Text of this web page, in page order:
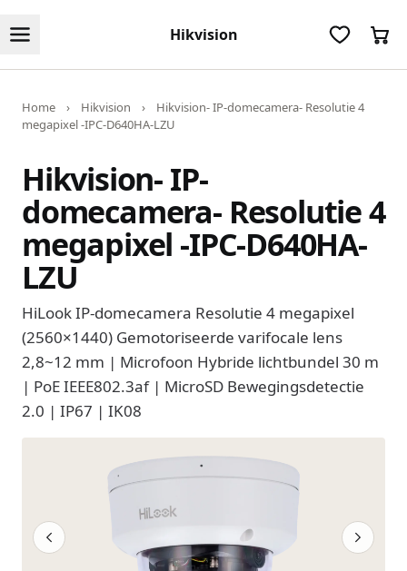
Hikvision
Home › Hikvision ›
Hikvision- IP-domecamera- Resolutie 4
megapixel -IPC-D640HA-LZU
Hikvision- IP-
domecamera- Resolutie 4
megapixel -IPC-D640HA-
LZU
HiLook IP-domecamera Resolutie 4 megapixel
(2560×1440) Gemotoriseerde varifocale lens
2,8~12 mm | Microfoon Hybride lichtbundel 30 m
| PoE IEEE802.3af | MicroSD Bewegingsdetectie
2.0 | IP67 | IK08